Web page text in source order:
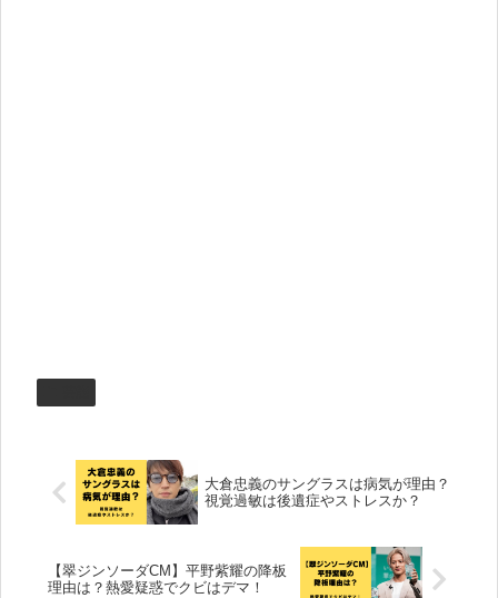
大倉忠義のサングラスは病気が理由？
視覚過敏は後遺症やストレスか？
【翠ジンソーダCM】平野紫耀の降板
理由は？熱愛疑惑でクビはデマ！